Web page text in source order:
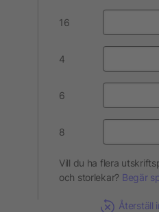
16
4
6
8
Vill du ha flera
och storlekar? Begär
Återställ